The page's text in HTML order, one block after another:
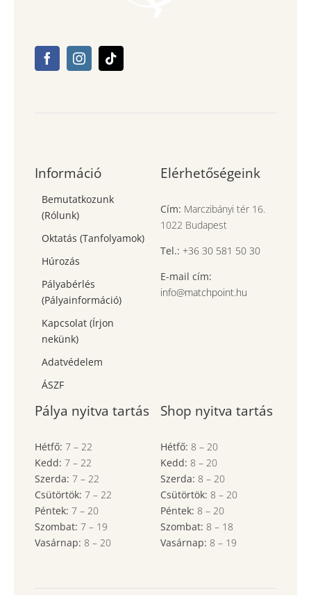
Információ
Bemutatkozunk
(Rólunk)
Oktatás (Tanfolyamok)
Húrozás
Pályabérlés
(Pályainformáció)
Kapcsolat (Írjon
nekünk)
Adatvédelem
ÁSZF
Elérhetőségeink
Cím: Marczibányi tér 16.
1022 Budapest
Tel.: +36 30 581 50 30
E-mail cím:
info@matchpoint.hu
Pálya nyitva tartás
Hétfő: 7 – 22
Kedd: 7 – 22
Szerda: 7 – 22
Csütörtök: 7 – 22
Péntek: 7 – 20
Szombat: 7 – 19
Vasárnap: 8 – 20
Shop nyitva tartás
Hétfő: 8 – 20
Kedd: 8 – 20
Szerda: 8 – 20
Csütörtök: 8 – 20
Péntek: 8 – 20
Szombat: 8 – 18
Vasárnap: 8 – 19